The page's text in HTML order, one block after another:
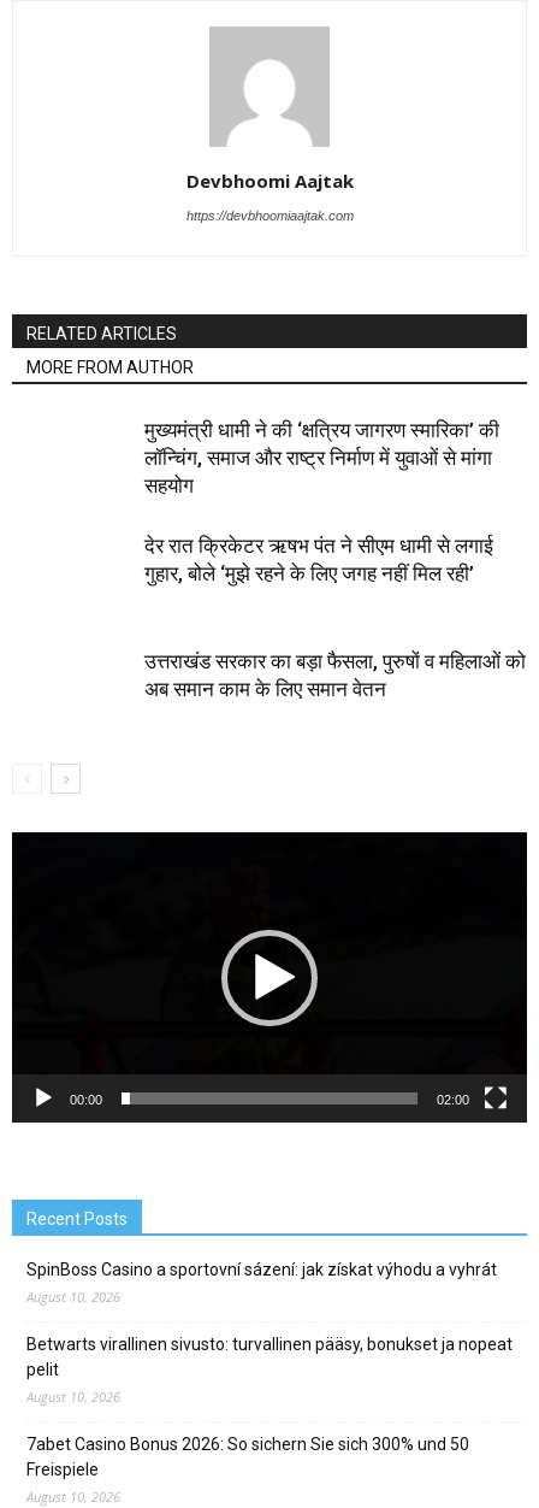
Devbhoomi Aajtak
https://devbhoomiaajtak.com
RELATED ARTICLES
MORE FROM AUTHOR
मुख्यमंत्री धामी ने की ‘क्षत्रिय जागरण स्मारिका’ की
लॉन्चिंग, समाज और राष्ट्र निर्माण में युवाओं से मांगा
सहयोग
देर रात क्रिकेटर ऋषभ पंत ने सीएम धामी से लगाई
गुहार, बोले ‘मुझे रहने के लिए जगह नहीं मिल रही’
उत्तराखंड सरकार का बड़ा फैसला, पुरुषों व महिलाओं को
अब समान काम के लिए समान वेतन
00:00 02:00
Recent Posts
SpinBoss Casino a sportovní sázení: jak získat výhodu a vyhrát
August 10, 2026
Betwarts virallinen sivusto: turvallinen pääsy, bonukset ja nopeat
pelit
August 10, 2026
7abet Casino Bonus 2026: So sichern Sie sich 300% und 50
Freispiele
August 10, 2026